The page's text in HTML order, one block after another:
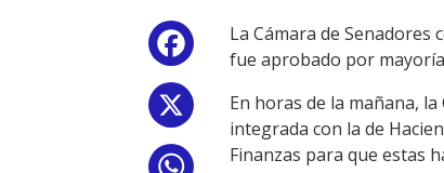
Facebook
La Cámara de
fue aprobado por
En horas de la mañana,
integrada con la de
Finanzas para que estas